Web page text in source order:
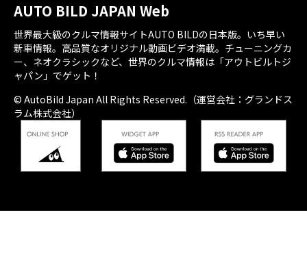
AUTO BILD JAPAN Web
世界最大級のクルマ情報サイトAUTO BILDの日本版。いち早い
新車情報。高品質なオリジナル動画ビデオ満載。チューニングカ
ー、ネオクラシックなど、世界のクルマ情報は「アウトビルトジ
ャパン」でゲット！
© AutoBild Japan All Rights Reserved.（運営会社：グランドス
ラム株式会社）